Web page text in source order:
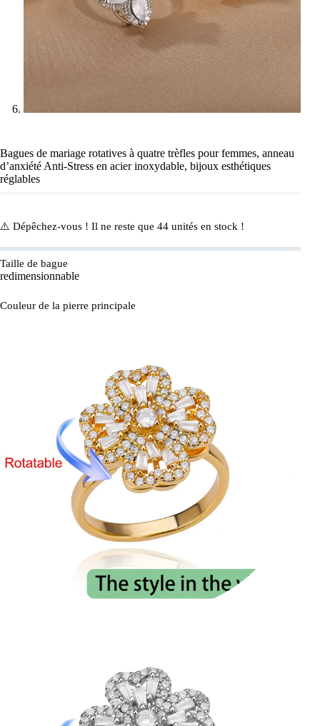
Bagues de mariage rotatives à quatre trèfles pour femmes, anneau
d’anxiété Anti-Stress en acier inoxydable, bijoux esthétiques
réglables
⚠️ Dépêchez-vous ! Il ne reste que 44 unités en stock !
Taille de bague
redimensionnable
Couleur de la pierre principale